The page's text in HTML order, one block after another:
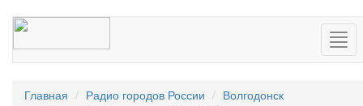
Главная Радио городов России
Волгодонск